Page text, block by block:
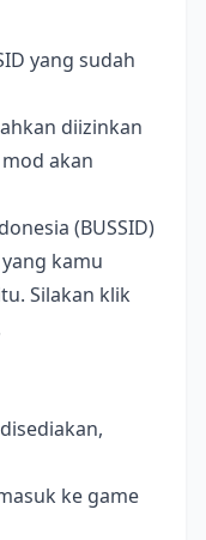
yang sudah
diizinkan
akan
(BUSSID)
kamu
Silakan klik
ke game